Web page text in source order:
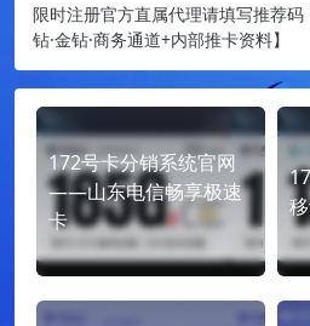
限时注册官方直属代理请填写推荐
钻·金钻·商务通道+内部推卡资料】
172号卡分销系统官网
——山东电信畅享极速
卡